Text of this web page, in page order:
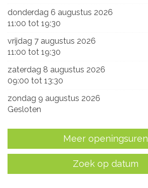
donderdag 6 augustus 2026
11:00 tot 19:30
vrijdag 7 augustus 2026
11:00 tot 19:30
zaterdag 8 augustus 2026
09:00 tot 13:30
zondag 9 augustus 2026
Gesloten
Meer openingsuren
Zoek op datum